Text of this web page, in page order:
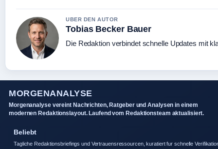
UBER DEN AUTOR
Tobias Becker Bauer
Die Redaktion verbindet schnelle Updates mit
MORGENANALYSE
Morgenanalyse vereint Nachrichten, Ratgeber und Analysen in einem
modernen Redaktionslayout. Laufend vom Redaktionsteam aktualisiert.
Beliebt
Tagliche Redaktionsbriefings und Vertrauensressourcen, kuratiert fur schnelle